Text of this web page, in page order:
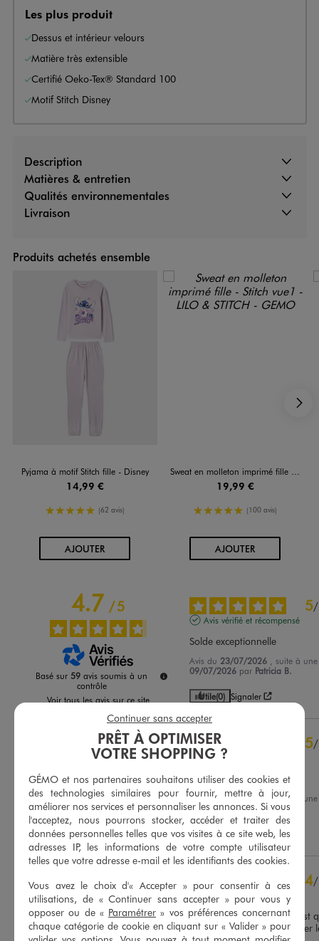
Les plus produit
Dessus et intérieur velours
Matière très extensible
Certifié Oeko-Tex® Standard 100
Motif Stitch Disney
Description
Matières & entretien
Qualités environnementales
Livraison
Produits achetés ensemble
Pyjama à motif Stitch fille - Disney
14,99 €
5/5 de moyenne
(62 avis)
AJOUTERAU PANIER
Sweat en molleton imprimé fille - Stitch
19,99 €
5/5 de moyenne
(100 avis)
AJOUTERAU PANIER
4.7/5
Basé sur 59 avis soumis à un
contrôle
Voir tous les avis sur ce site
13
1
2étoiles
0
1étoile 0
Trier les avis
5/
Avis vérifié et récompensé
Solde exceptionnelle
Avis du 23/07/2026 , suite à
09/07/2026 par Patricia B.
Utile(0) Signaler
5/
Avis vérifié et récompensé
super pas chère
Avis du 29/01/2026
, suite à
14/01/2026 parNicole F.
Utile (0) Signaler
4/
Avis vérifié et récompensé
Oui mais le seul bémol c’est
cintre à pince qui a marquer
PRÊT À OPTIMISER
VOTRE SHOPPING ?
GÉMO et nos partenaires souhaitons utiliser des cookies et
des technologies similaires pour fournir, mettre à jour,
améliorer nos services et personnaliser les annonces. Si vous
l'acceptez, nous pourrons stocker, accéder et traiter des
données personnelles telles que vos visites à ce site web, les
adresses IP, les informations de votre compte utilisateur
telles que votre adresse e-mail et les identifiants des cookies.
Vous avez le choix d'« Accepter » pour consentir à ces
utilisations, de « Continuer sans accepter » pour vous y
opposer ou de « Paramétrer » vos préférences concernant
chaque catégorie de cookie en cliquant sur « Valider » pour
Continuer sans accepter